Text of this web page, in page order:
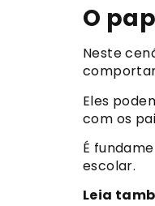
O
Neste
Eles
com os
É
escolar.
Leia